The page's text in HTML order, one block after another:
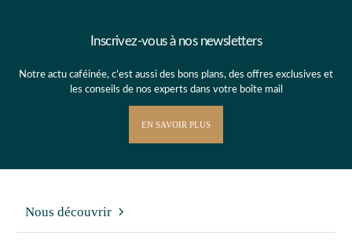
Inscrivez-vous à nos newsletters
Notre actu caféinée, c’est aussi des bons plans, des offres exclusives et
les conseils de nos experts dans votre boîte mail
EN SAVOIR PLUS
Nous découvrir